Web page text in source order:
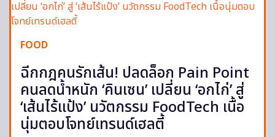
FOOD
ฉีกกฎคนรักเส้น! ปลดล็อก Pain Point
คนลดน้ำหนัก ‘คินเซน’ เปลี่ยน ‘อกไก่’ สู่
‘เส้นไร้แป้ง’ นวัตกรรม FoodTech เนื้อ
นุ่มตอบโจทย์เทรนด์เฮลตี้